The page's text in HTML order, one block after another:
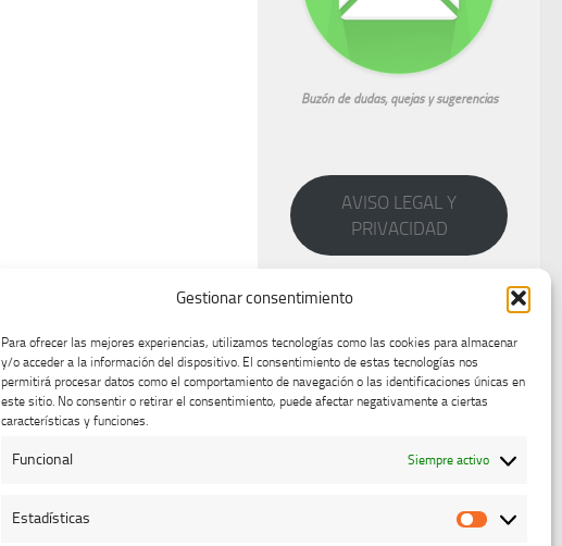
Gestionar consentimiento
Para ofrecer las mejores experiencias, utilizamos tecnologías como las cookies para almacenar
y/o acceder a la información del dispositivo. El consentimiento de estas tecnologías nos
permitirá procesar datos como el comportamiento de navegación o las identificaciones únicas en
este sitio. No consentir o retirar el consentimiento, puede afectar negativamente a ciertas
características y funciones.
Funcional Siempre activo
Estadísticas
Buzón de dudas, quejas y sugerencias
AVISO LEGAL Y
PRIVACIDAD